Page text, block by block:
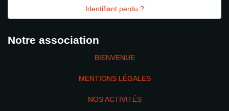
Identifiant perdu ?
Notre association
BIENVENUE
MENTIONS LÉGALES
NOS ACTIVITÉS